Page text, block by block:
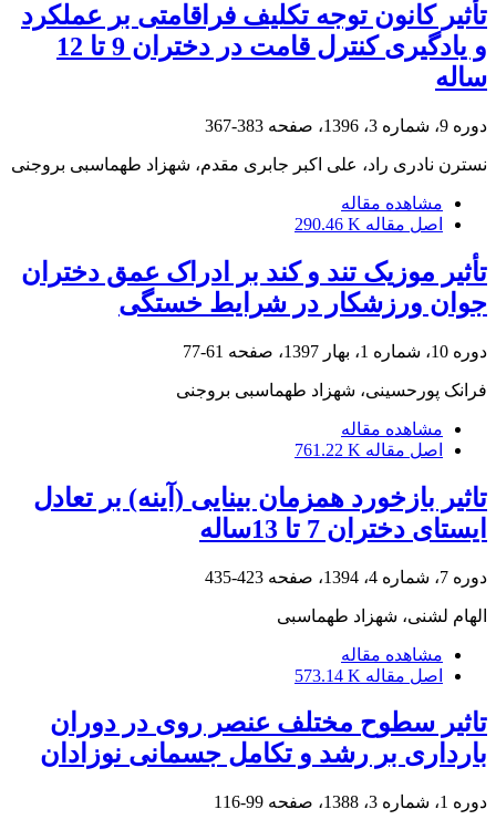
تأثیر کانون توجه تکلیف فراقامتی بر عملکرد
و یادگیری کنترل قامت در دختران 9 تا 12
ساله
دوره 9، شماره 3، 1396، صفحه 383-367
نسترن نادری راد، علی اکبر جابری مقدم، شهزاد طهماسبی بروجنی
مشاهده مقاله
اصل مقاله 290.46 K
تأثیر موزیک تند و کند بر ادراک عمق دختران
جوان ورزشکار در شرایط خستگی
دوره 10، شماره 1، بهار 1397، صفحه 61-77
فرانک پورحسینی، شهزاد طهماسبی بروجنی
مشاهده مقاله
اصل مقاله 761.22 K
تاثیر بازخورد همزمان بینایی (آینه) بر تعادل
ایستای دختران 7 تا 13ساله
دوره 7، شماره 4، 1394، صفحه 423-435
الهام لشنی، شهزاد طهماسبی
مشاهده مقاله
اصل مقاله 573.14 K
تاثیر سطوح مختلف عنصر روی در دوران
بارداری بر رشد و تکامل جسمانی نوزادان
دوره 1، شماره 3، 1388، صفحه 99-116